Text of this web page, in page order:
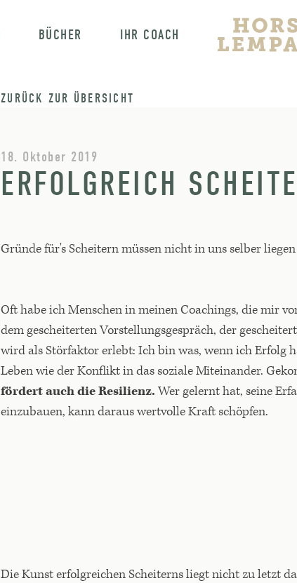
BÜCHER IHR COACH
ZURÜCK ZUR ÜBERSICHT
18. Oktober 2019
ERFOLGREICH
Gründe für's Scheitern müssen nicht in uns selber liegen
Oft habe ich Menschen in meinen Coachings, die mir
dem gescheiterten Vorstellungsgespräch, der
wird als Störfaktor erlebt: Ich bin was, wenn ich Erfolg
Leben wie der Konflikt in das soziale Miteinander.
fördert auch die Resilienz.Wer gelernt hat, seine
einzubauen, kann daraus wertvolle Kraft schöpfen.
Die Kunst erfolgreichen Scheiterns liegt nicht zu letzt